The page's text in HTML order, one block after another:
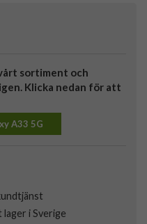
sortiment och
Klicka nedan för att
A33 5G
i Sverige